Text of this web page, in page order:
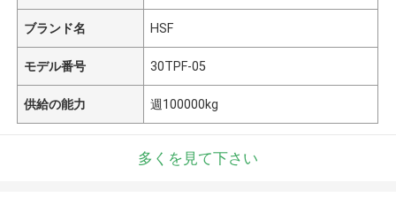
ブランド名 HSF
モデル番号 30TPF-05
供給の能力 週100000kg
多くを見て下さい